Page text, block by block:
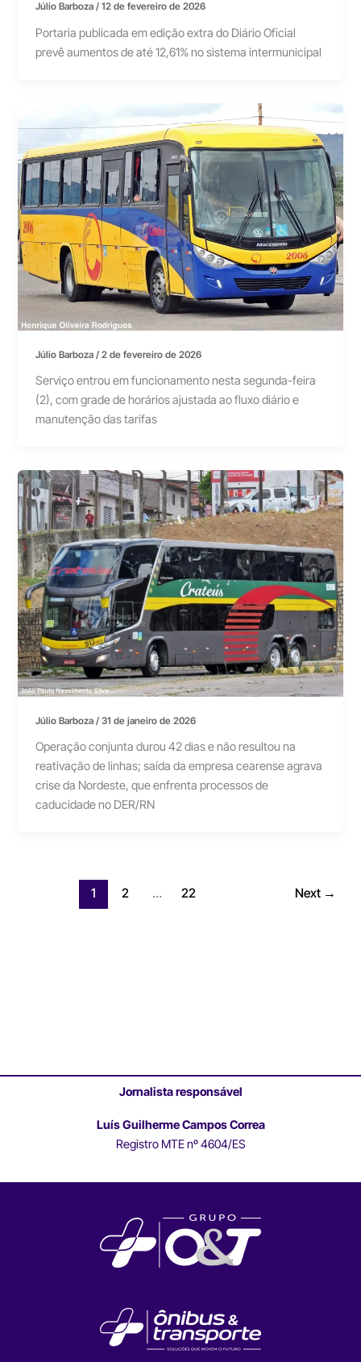
Júlio Barboza/12 de fevereiro de 2026
Portaria publicada em edição extra do Diário Oficial
prevê aumentos de até 12,61% no sistema intermunicipal
Júlio Barboza/2 de fevereiro de 2026
Serviço entrou em funcionamento nesta segunda-feira
(2), com grade de horários ajustada ao fluxo diário e
manutenção das tarifas
Júlio Barboza/31 de janeiro de 2026
Operação conjunta durou 42 dias e não resultou na
reativação de linhas; saída da empresa cearense agrava
crise da Nordeste, que enfrenta processos de
caducidade no DER/RN
1 2 … 22 Next →
Jornalista responsável
Luís Guilherme Campos Correa
Registro MTE nº 4604/ES